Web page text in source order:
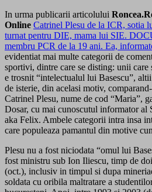
In urma publicarii articolului
Online Catrinel Plesu de la ICR, sotia
turnat pentru DIE, mama lui SIE.
membru PCR de la 19 ani. Ea,
evidentiat mai multe categorii de
sportivi, dintre care se disting: unii care
e trosnit “intelectualul lui Basescu”,
de isterie, din acelasi motiv,
Catrinel Plesu, nume de cod “Maria”,
Dosar, cu mai cunoscutul informator al
aka Felix. Ambele categorii intra insa
care populeaza pamantul din motive
Plesu nu a fost niciodata “omul lui
fost ministru sub Ion Iliescu, timp de
(oct.), inclusiv in timpul si dupa
soldata cu oribila maltratare a